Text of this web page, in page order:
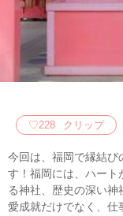
♡228 クリップ
今回は、福岡で縁結び
す！福岡には、ハート
る神社、歴史の深い
愛成就だけでなく、仕